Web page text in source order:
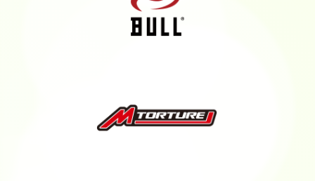
ダマになりにくく、ストレスフリーな
飲み心地をぜひ体感してください。